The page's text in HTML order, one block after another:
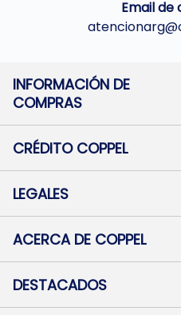
Email
INFORMACIÓN DE
COMPRAS
Términos y condiciones
Botón de arrepentimiento
Mapa de sitio
CRÉDITO COPPEL
Solicitar Crédito
Medios de Pago
Pago Fácil Online
LEGALES
Baja contratos
Defensa al consumidor CABA
ACERCA DE COPPEL
Trabajá con Nosotros
Preguntas Frecuentes
DESTACADOS